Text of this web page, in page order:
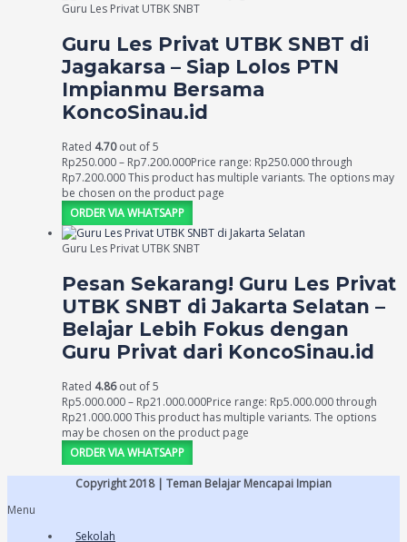
Guru Les Privat UTBK SNBT
Guru Les Privat UTBK SNBT di
Jagakarsa – Siap Lolos PTN
Impianmu Bersama
KoncoSinau.id
Rated 4.70out of 5
Rp250.000– Rp7.200.000Price range: Rp250.000 through
Rp7.200.000This product has multiple variants. The options may
be chosen on the product page
ORDER VIA WHATSAPP
Guru Les Privat UTBK SNBT
Pesan Sekarang! Guru Les Privat
UTBK SNBT di Jakarta Selatan –
Belajar Lebih Fokus dengan
Guru Privat dari KoncoSinau.id
Rated 4.86out of 5
Rp5.000.000– Rp21.000.000Price range: Rp5.000.000 through
Rp21.000.000This product has multiple variants. The options
may be chosen on the product page
ORDER VIA WHATSAPP
Copyright 2018 | Teman Belajar Mencapai Impian
Menu
Sekolah